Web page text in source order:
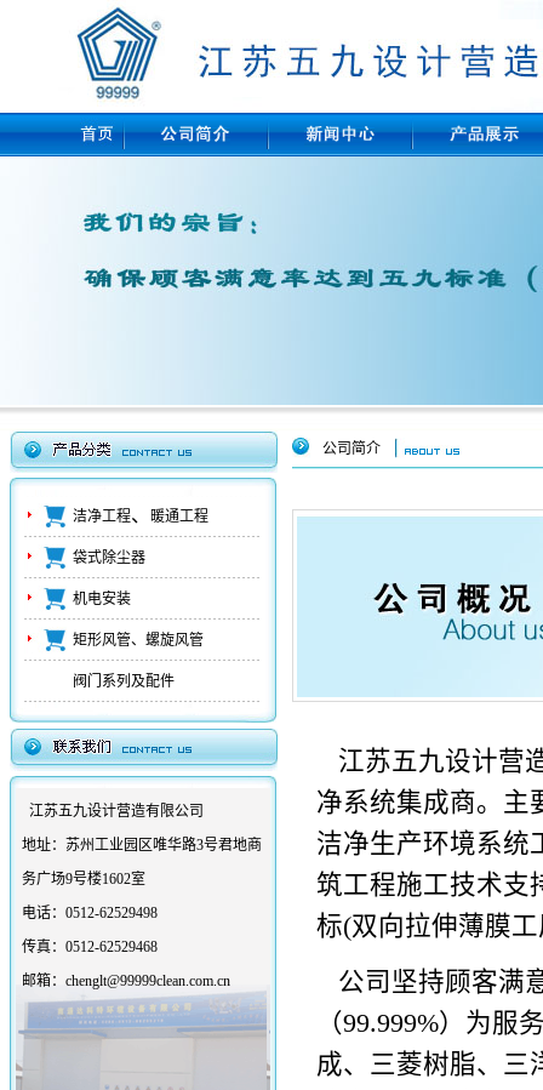
洁净工程、 暖通工程
袋式除尘器
机电安装
矩形风管、螺旋风管
阀门系列及配件
江苏五九设计营造有限公司
地址：
苏州工业园区唯华路3号君地商
务广场9号楼1602室
电话： 0512-62529498
传真： 0512-62529468
邮箱：chenglt@99999clean.com.cn
公司简介
江苏五九设计营
净系统集成商。主
洁净生产环境系统
筑工程施工技术支
标(双向拉伸薄膜
公司坚持顾客满
（99.999%）为
成、三菱树脂、三